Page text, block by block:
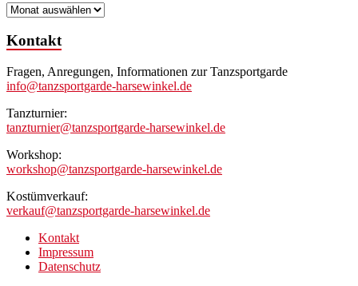
Archiv
Kontakt
Fragen, Anregungen, Informationen zur Tanzsportgarde
info@tanzsportgarde-harsewinkel.de
Tanzturnier:
tanzturnier@tanzsportgarde-harsewinkel.de
Workshop:
workshop@tanzsportgarde-harsewinkel.de
Kostümverkauf:
verkauf@tanzsportgarde-harsewinkel.de
Kontakt
Impressum
Datenschutz